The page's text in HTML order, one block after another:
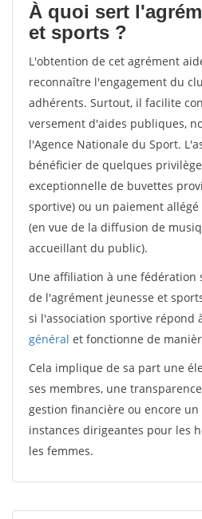
À quoi sert
et sports ?
L'obtention de cet agrément
reconnaître l'engagement du
adhérents. Surtout, il facilite
versement d'aides publiques,
l'Agence Nationale du Sport.
bénéficier de quelques
exceptionnelle de buvettes
sportive) ou un paiement allégé
(en vue de la diffusion de
accueillant du public).
Une affiliation à une fédération
de l'agrément jeunesse et
si l'association sportive répond
général et fonctionne de
Cela implique de sa part une
ses membres, une
gestion financière ou encore un
instances dirigeantes pour les
les femmes.